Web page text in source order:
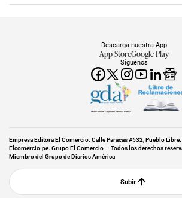
Síguenos
Descarga nuestra App
App StoreGoogle Play
Miembro del Grupo de Diarios América
Empresa Editora El Comercio. Calle Paracas #532, Pueblo
Elcomercio.pe. Grupo El Comercio — Todos los derechos
Miembro del Grupo de Diarios América
Subir